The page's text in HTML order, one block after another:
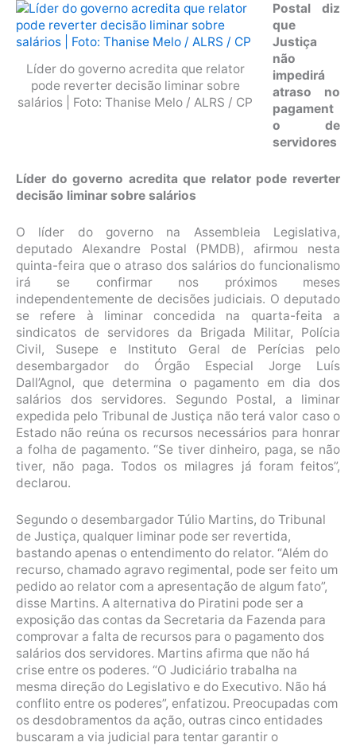
Líder do governo acredita que relator
pode reverter decisão liminar sobre
salários | Foto: Thanise Melo / ALRS / CP
Postal diz
que
Justiça
não
impedirá
atraso no
pagament
o de
servidores
Líder do governo acredita que relator pode reverter
decisão liminar sobre salários
O líder do governo na Assembleia Legislativa,
deputado Alexandre Postal (PMDB), afirmou nesta
quinta-feira que o atraso dos salários do funcionalismo
irá se confirmar nos próximos meses
independentemente de decisões judiciais. O deputado
se refere à liminar concedida na quarta-feita a
sindicatos de servidores da Brigada Militar, Polícia
Civil, Susepe e Instituto Geral de Perícias pelo
desembargador do Órgão Especial Jorge Luís
Dall’Agnol, que determina o pagamento em dia dos
salários dos servidores. Segundo Postal, a liminar
expedida pelo Tribunal de Justiça não terá valor caso o
Estado não reúna os recursos necessários para honrar
a folha de pagamento. “Se tiver dinheiro, paga, se não
tiver, não paga. Todos os milagres já foram feitos”,
declarou.
Segundo o desembargador Túlio Martins, do Tribunal
de Justiça, qualquer liminar pode ser revertida,
bastando apenas o entendimento do relator. “Além do
recurso, chamado agravo regimental, pode ser feito um
pedido ao relator com a apresentação de algum fato”,
disse Martins. A alternativa do Piratini pode ser a
exposição das contas da Secretaria da Fazenda para
comprovar a falta de recursos para o pagamento dos
salários dos servidores. Martins afirma que não há
crise entre os poderes. “O Judiciário trabalha na
mesma direção do Legislativo e do Executivo. Não há
conflito entre os poderes”, enfatizou. Preocupadas com
os desdobramentos da ação, outras cinco entidades
buscaram a via judicial para tentar garantir o